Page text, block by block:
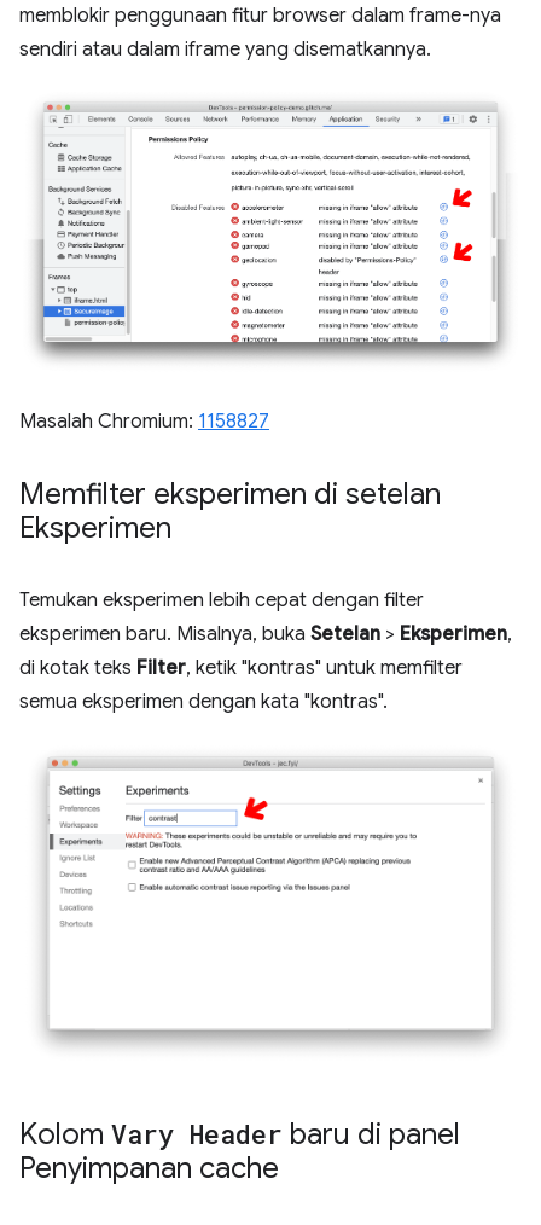
memblokir penggunaan fitur browser dalam frame-nya
sendiri atau dalam iframe yang disematkannya.
Masalah Chromium: 1158827
Memfilter eksperimen di setelan
Eksperimen
Temukan eksperimen lebih cepat dengan filter
eksperimen baru. Misalnya, buka Setelan > Eksperimen,
di kotak teks Filter, ketik "kontras" untuk memfilter
semua eksperimen dengan kata "kontras".
Kolom Vary Header baru di panel
Penyimpanan cache